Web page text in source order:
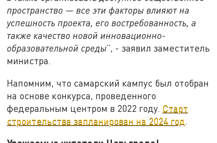
пространство — все эти факторы влияют на
успешность проекта, его востребованность, а
также качество новой инновационно-
образовательной среды”, - заявил заместитель
министра.
Напомним, что самарский кампус был отобран
на основе конкурса, проведенного
федеральным центром в 2022 году. Старт
строительства запланирован на 2024 год